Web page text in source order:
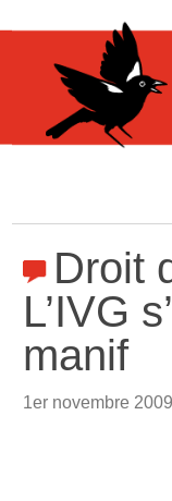
Droit
L’IVG
manif
1er novembre